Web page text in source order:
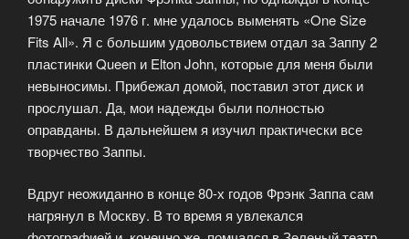
1975 начале 1976 г. мне удалось выменять «One Size
Fits All». Я с большим удовольствием отдал за Заппу 2
пластинки Queen и Elton John, которые для меня были
невыносимы. Прибежал домой, поставил этот диск и
прослушал. Да, мои надежды были полностью
оправданы. В дальнейшем я изучил практически все
творчество Заппы.
Вдруг неожиданно в конце 80-х годов Фрэнк Заппа сам
нагрянул в Москву. В то время я увлекался